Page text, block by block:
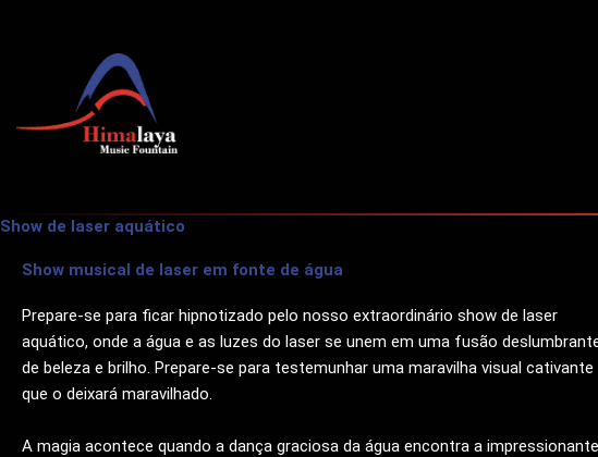
Show de laser aquático
Show musical de laser em fonte de água
Prepare-se para ficar hipnotizado pelo nosso extraordinário show de laser
aquático, onde a água e as luzes do laser se unem em uma fusão
de beleza e brilho. Prepare-se para testemunhar uma maravilha visual cativante
que o deixará maravilhado.
A magia acontece quando a dança graciosa da água encontra a impressionante